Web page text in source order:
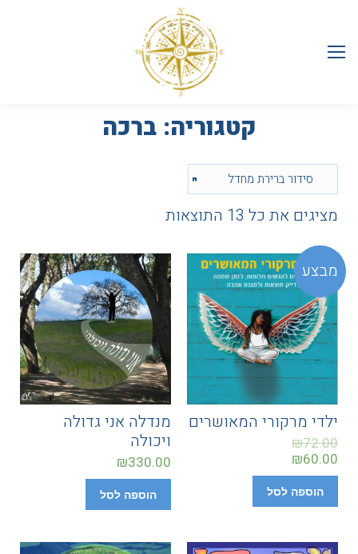
קטגוריה:ברכה
מציגים את כל ⁦13⁩ התוצאות
מבצע
ילדי מרקורי המאושרים
₪72.00
₪60.00
הוספה לסל
מנדלה אני גדולה
ויכולה
₪330.00
הוספה לסל